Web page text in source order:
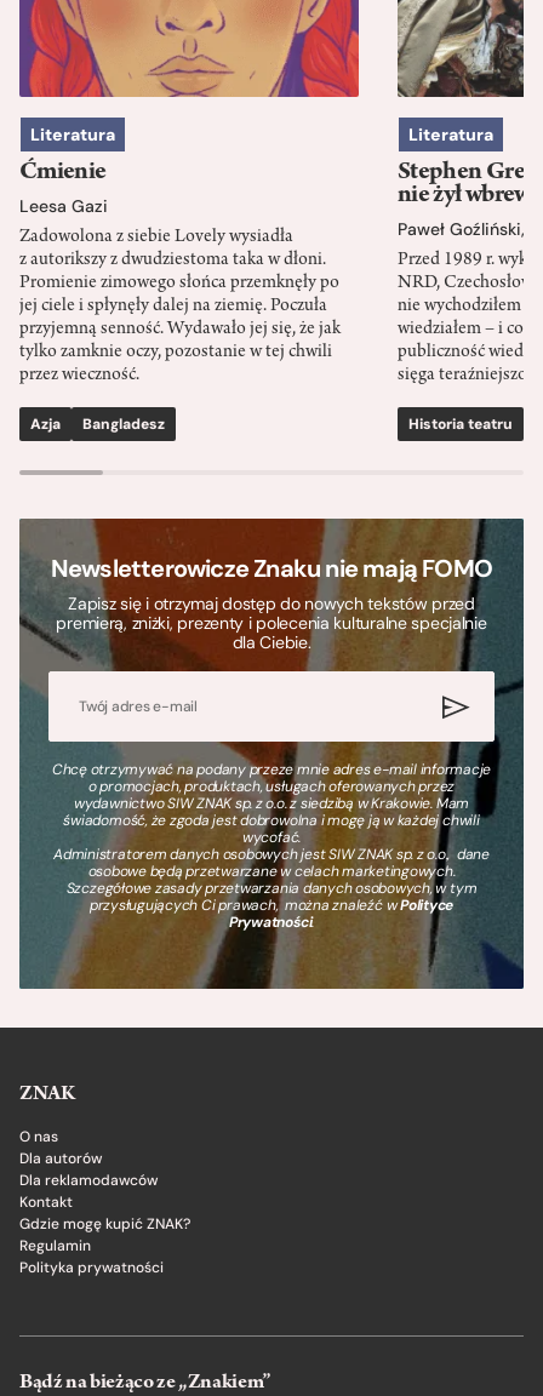
Literatura
Ćmienie
Leesa Gazi
Zadowolona z siebie Lovely wysiadła
z autorikszy z dwudziestoma taka w dłoni.
Promienie zimowego słońca przemknęły po
jej ciele i spłynęły dalej na ziemię. Poczuła
przyjemną senność. Wydawało jej się, że jak
tylko zamknie oczy, pozostanie w tej chwili
przez wieczność.
Azja Bangladesz
Literatura
Stephen
nie żył wbrew
Paweł Goźliński,
Przed 1989 r.
NRD,
nie wychodziłem
wiedziałem – i co
publiczność
sięga
Historia teatru
Newsletterowicze Znaku nie mają FOMO
Zapisz się i otrzymaj dostęp do nowych tekstów przed
premierą, zniżki, prezenty i polecenia kulturalne specjalnie
dla Ciebie.
Chcę otrzymywać na podany przeze mnie adres e-mail informacje
o promocjach, produktach, usługach oferowanych przez
wydawnictwo SIW ZNAK sp. z o.o. z siedzibą w Krakowie. Mam
świadomość, że zgoda jest dobrowolna i mogę ją w każdej chwili
wycofać.
Administratorem danych osobowych jest SIW ZNAK sp. z o.o., dane
osobowe będą przetwarzane w celach marketingowych.
Szczegółowe zasady przetwarzania danych osobowych, w tym
przysługujących Ci prawach, można znaleźć wPolityce
Prywatności.
ZNAK
O nas
Dla autorów
Dla reklamodawców
Kontakt
Gdzie mogę kupić ZNAK?
Regulamin
Polityka prywatności
Bądź na bieżąco ze „Znakiem”